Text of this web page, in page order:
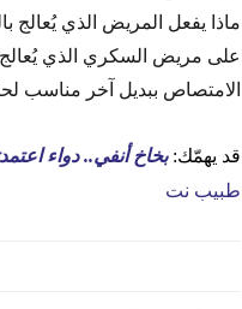
ماذا يفعل المريض الذي
على مريض السكري الذي يُعالج
الامتصاص ببديل آخر مناسب
قد يهمّك:بخاخ أنفي.. دواء
طبيب نت